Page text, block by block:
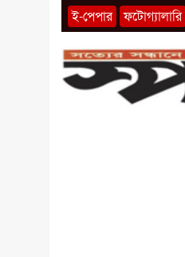
ই-পেপার ফটোগ্যালারি